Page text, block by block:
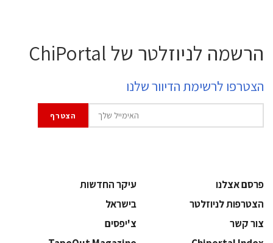
הרשמה לניוזלטר של ChiPortal
הצטרפו לרשימת הדיוור שלנו
פרסם אצלנו
עיקר החדשות
הצטרפות לניוזלטר
בישראל
צור קשר
צ'יפסים